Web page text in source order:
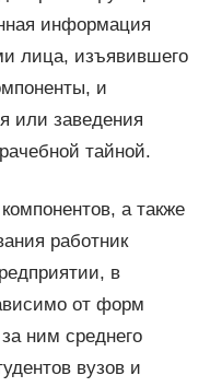
информация
лица, изъявившего
и
или заведения
тайной.
а также
работник
в
от форм
ним среднего
вузов и